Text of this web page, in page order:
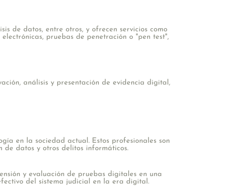
de datos, entre otros, y ofrecen servicios como
pruebas de penetración o "pen test",
análisis y presentación de evidencia digital,
en la sociedad actual. Estos profesionales son
de datos y otros delitos informáticos.
y evaluación de pruebas digitales en una
del sistema judicial en la era digital.